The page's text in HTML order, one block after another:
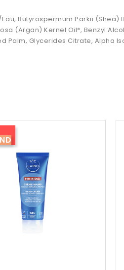
Butyrospermum Parkii (Shea)
(Argan) Kernel Oil*, Benzyl
Palm, Glycerides Citrate, Alpha